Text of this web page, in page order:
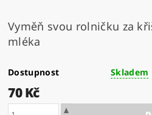
Vyměň svou rolničku za
mléka
Dostupnost Skladem
70 Kč